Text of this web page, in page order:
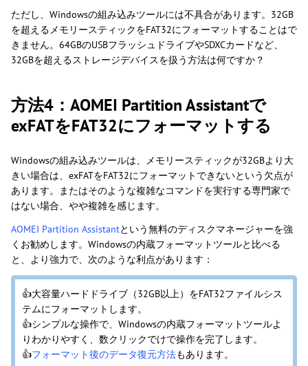
ただし、Windowsの組み込みツールには不具合があります。32GB
を超えるメモリースティックをFAT32にフォーマットすることはで
きません。64GBのUSBフラッシュドライブやSDXCカードなど、
32GBを超えるストレージデバイスを扱う方法は何ですか？
方法4：AOMEI Partition Assistantで
exFATをFAT32にフォーマットする
Windowsの組み込みツールは、メモリースティックが32GBより大
きい場合は、exFATをFAT32にフォーマットできないという欠点が
あります。またはそのような複雑なコマンドを実行する専門家で
はない場合、やや複雑を感じます。
AOMEI Partition Assistantという無料のディスクマネージャーを強
くお勧めします。Windowsの内蔵フォーマットツールと比べる
と、より強力で、次のような利点があります：
👍大容量ハードドライブ（32GB以上）をFAT32ファイルシス
テムにフォーマットします。
👍シンプルな操作で、Windowsの内蔵フォーマットツールよ
りわかりやすく、数クリックでけで操作を完了します。
👍フォーマット後のデータ復元方法もあります。